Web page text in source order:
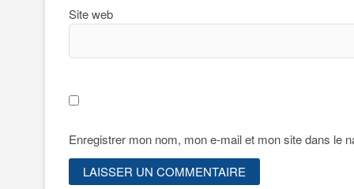
Site web
Enregistrer mon nom, mon e-mail et mon site dans le